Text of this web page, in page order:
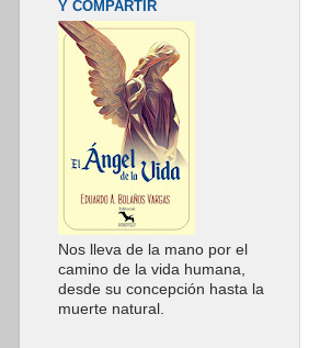
Y COMPARTIR
Nos lleva de la mano por el
camino de la vida humana,
desde su concepción hasta la
muerte natural.